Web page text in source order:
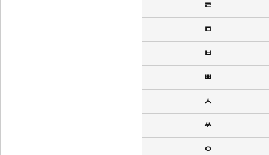
ㄹ
ㅁ
ㅂ
ㅃ
ㅅ
ㅆ
ㅇ